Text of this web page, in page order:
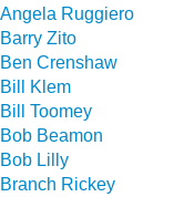
Angela Ruggiero
Barry Zito
Ben Crenshaw
Bill Klem
Bill Toomey
Bob Beamon
Bob Lilly
Branch Rickey